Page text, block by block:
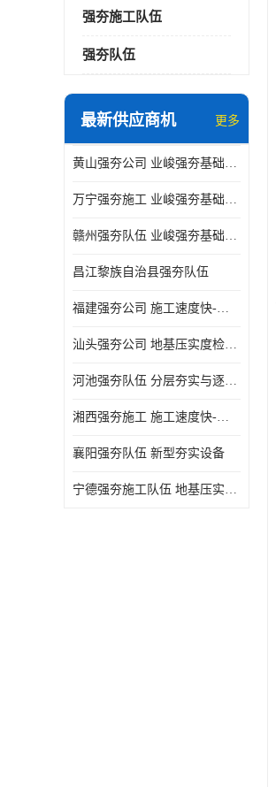
强夯施工队伍
强夯队伍
最新供应商机 更多
黄山强夯公司 业峻强夯基础工程
万宁强夯施工 业峻强夯基础工程
赣州强夯队伍 业峻强夯基础工程
昌江黎族自治县强夯队伍
福建强夯公司 施工速度快-施耐用性强
汕头强夯公司 地基压实度检测方法与标准
河池强夯队伍 分层夯实与逐层检测技术
湘西强夯施工 施工速度快-施耐用性强
襄阳强夯队伍 新型夯实设备
宁德强夯施工队伍 地基压实度检测方法与标准